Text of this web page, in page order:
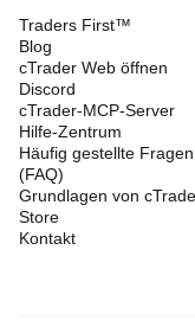
Traders First™
Blog
cTrader Web öffnen
Discord
cTrader-MCP-Server
Hilfe-Zentrum
Häufig gestellte Fragen
(FAQ)
Grundlagen von
Store
Kontakt